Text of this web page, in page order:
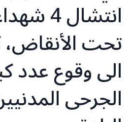
انتشال
تحت
الى وقوع عدد
الجرحى